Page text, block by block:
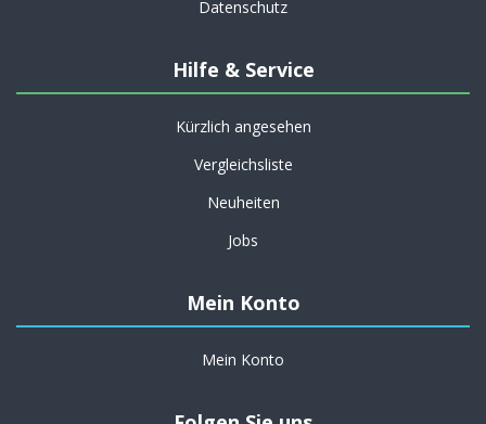
Datenschutz
Hilfe & Service
Kürzlich angesehen
Vergleichsliste
Neuheiten
Jobs
Mein Konto
Mein Konto